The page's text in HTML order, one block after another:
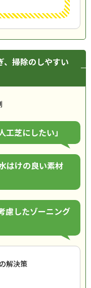
、掃除のしやすい
工芝にしたい」
はけの良い素材
慮したゾーニング
解決策